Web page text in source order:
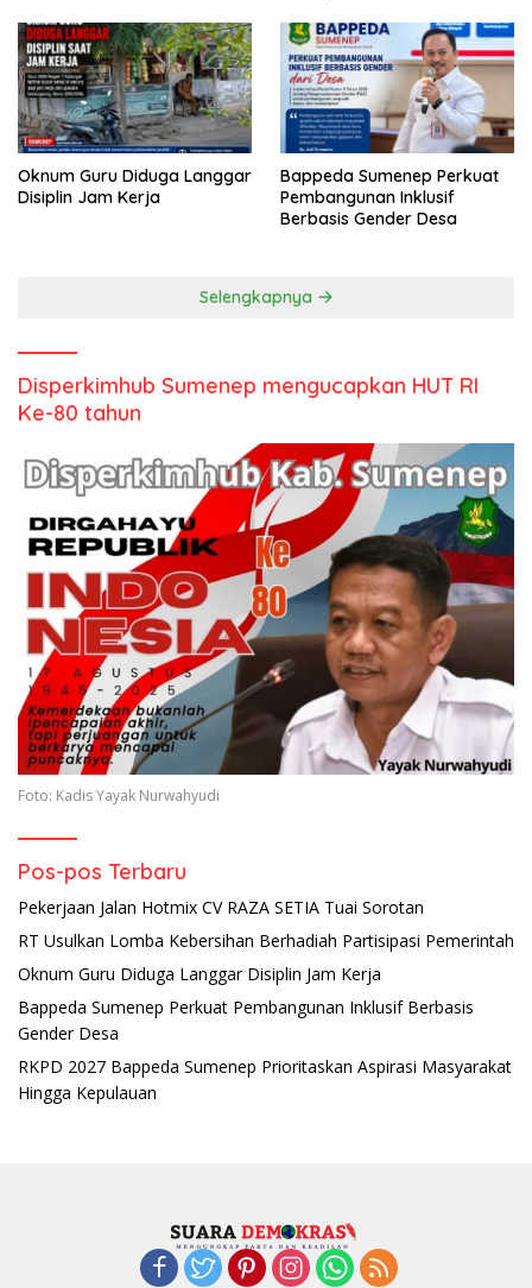
Oknum Guru Diduga Langgar
Disiplin Jam Kerja
Bappeda Sumenep Perkuat
Pembangunan Inklusif
Berbasis Gender Desa
Selengkapnya
Disperkimhub Sumenep mengucapkan HUT RI
Ke-80 tahun
Foto: Kadis Yayak Nurwahyudi
Pos-pos Terbaru
Pekerjaan Jalan Hotmix CV RAZA SETIA Tuai Sorotan
RT Usulkan Lomba Kebersihan Berhadiah Partisipasi Pemerintah
Oknum Guru Diduga Langgar Disiplin Jam Kerja
Bappeda Sumenep Perkuat Pembangunan Inklusif Berbasis
Gender Desa
RKPD 2027 Bappeda Sumenep Prioritaskan Aspirasi Masyarakat
Hingga Kepulauan